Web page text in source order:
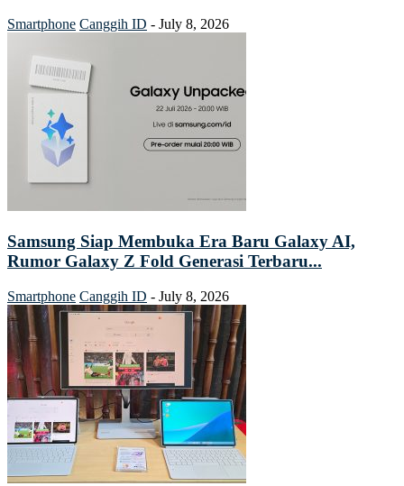
Smartphone Canggih ID - July 8, 2026
Samsung Siap Membuka Era Baru Galaxy AI,
Rumor Galaxy Z Fold Generasi Terbaru...
Smartphone Canggih ID - July 8, 2026